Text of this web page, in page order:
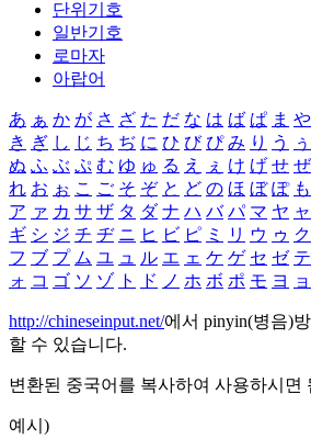
단위기호
일반기호
로마자
아랍어
あ ぁ か が さ ざ た だ な は ば ぱ ま や
き ぎ し じ ち ぢ に ひ び ぴ み り う ぅ
ぬ ふ ぶ ぷ む ゆ ゅ る え ぇ け げ せ ぜ
れ お ぉ こ ご そ ぞ と ど の ほ ぼ ぽ も
ア ァ カ サ ザ タ ダ ナ ハ バ パ マ ヤ ャ
ギ シ ジ チ ヂ ニ ヒ ビ ピ ミ リ ウ ゥ ク
フ ブ プ ム ユ ュ ル エ ェ ケ ゲ セ ゼ テ
ォ コ ゴ ソ ゾ ト ド ノ ホ ボ ポ モ ヨ ョ
http://chineseinput.net/에서 pinyin(병음)
할 수 있습니다.
변환된 중국어를 복사하여 사용하시면
예시)